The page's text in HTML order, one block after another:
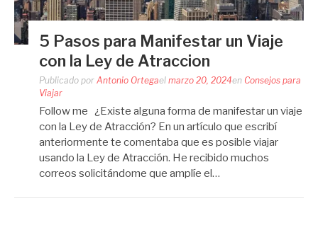
5 Pasos para Manifestar un Viaje
con la Ley de Atraccion
Publicado por Antonio Ortegael marzo 20, 2024en Consejos para
Viajar
Follow me ¿Existe alguna forma de manifestar un viaje
con la Ley de Atracción? En un artículo que escribí
anteriormente te comentaba que es posible viajar
usando la Ley de Atracción. He recibido muchos
correos solicitándome que amplíe el…